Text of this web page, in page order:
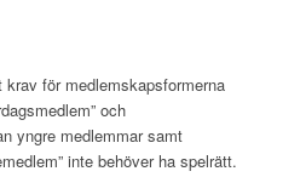
för medlemskapsformerna
och
yngre medlemmar samt
inte behöver ha spelrätt.